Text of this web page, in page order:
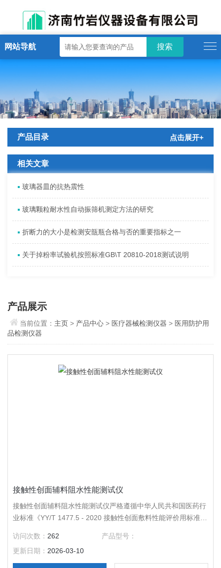
网站导航
产品目录 点击展开+
相关文章
玻璃器皿的抗热震性
玻璃颗粒耐水性自动振筛机测定方法的研究
折断力的大小是检测安瓿瓶合格与否的重要指标之一
关于掉粉率试验机按照标准GB\T 20810-2018测试说明
产品展示
当前位置： 主页> 产品中心> 医疗器械检测仪器 > 医用防护用
品检测仪器
接触性创面辅料阻水性能测试仪
接触性创面辅料阻水性能测试仪严格遵循中华人民共和国医药行
业标准《YY/T 1477.5 - 2020 接触性创面敷料性能评价用标准试
造。
访问次数： 262
产品型号：
更新日期： 2026-03-10